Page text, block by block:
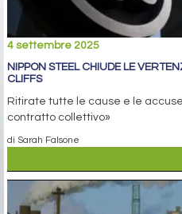
4 settembre 2025
NIPPON STEEL CHIUDE LE
CLIFFS
Ritirate tutte le cause e le
contratto collettivo»
di Sarah Falsone